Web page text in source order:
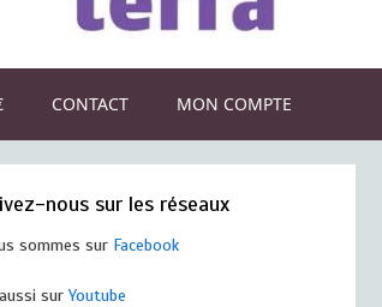
CONTACT MON COMPTE
nous sur les réseaux
sommes sur Facebook
surYoutube